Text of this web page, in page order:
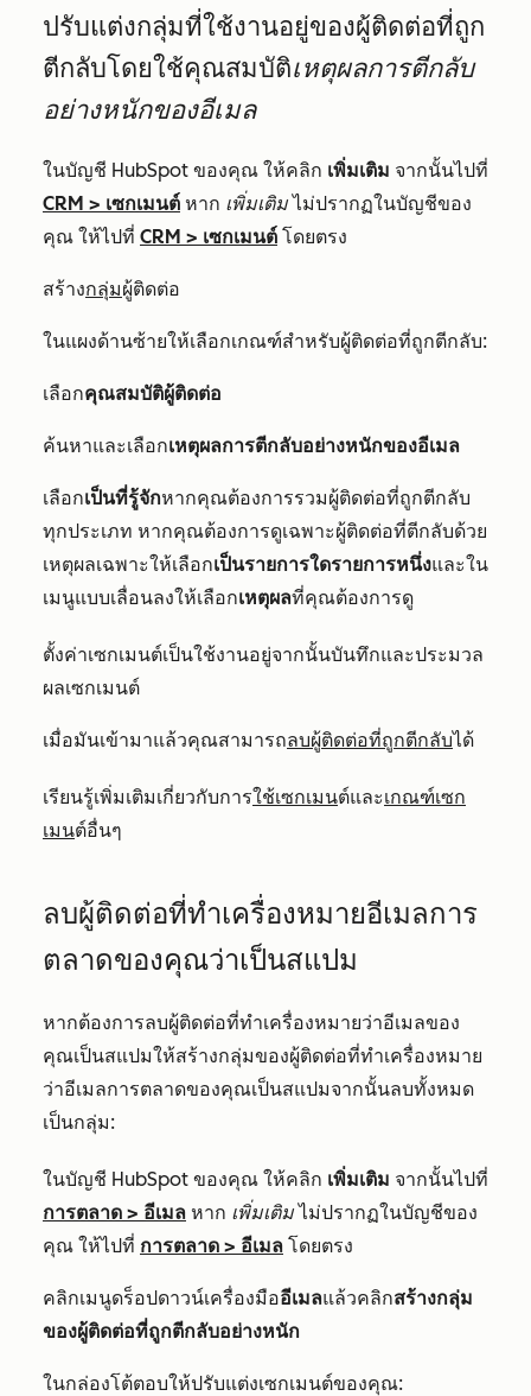
ปรับแต่งกลุ่มที่ใช้งานอยู่ของผู้ติดต่อที่ถูก
ตีกลับโดยใช้คุณสมบัติเหตุผลการตีกลับ
อย่างหนักของอีเมล
ในบัญชี HubSpot ของคุณ ให้คลิก เพิ่มเติม จากนั้นไปที่
CRM > เซกเมนต์ หาก เพิ่มเติมไม่ปรากฏในบัญชีของ
คุณ ให้ไปที่ CRM > เซกเมนต์ โดยตรง
สร้างกลุ่มผู้ติดต่อ
ในแผงด้านซ้ายให้เลือกเกณฑ์สำหรับผู้ติดต่อที่ถูกตีกลับ:
เลือกคุณสมบัติผู้ติดต่อ
ค้นหาและเลือกเหตุผลการตีกลับอย่างหนักของอีเมล
เลือกเป็นที่รู้จักหากคุณต้องการรวมผู้ติดต่อที่ถูกตีกลับ
ทุกประเภท หากคุณต้องการดูเฉพาะผู้ติดต่อที่ตีกลับด้วย
เหตุผลเฉพาะให้เลือกเป็นรายการใดรายการหนึ่งและใน
เมนูแบบเลื่อนลงให้เลือกเหตุผลที่คุณต้องการดู
ตั้งค่าเซกเมนต์เป็นใช้งานอยู่จากนั้นบันทึกและประมวล
ผลเซกเมนต์
เมื่อมันเข้ามาแล้วคุณสามารถลบผู้ติดต่อที่ถูกตีกลับได้
เรียนรู้เพิ่มเติมเกี่ยวกับการใช้เซกเมนต์และเกณฑ์เซก
เมนต์อื่นๆ
ลบผู้ติดต่อที่ทำเครื่องหมายอีเมลการ
ตลาดของคุณว่าเป็นสแปม
หากต้องการลบผู้ติดต่อที่ทำเครื่องหมายว่าอีเมลของ
คุณเป็นสแปมให้สร้างกลุ่มของผู้ติดต่อที่ทำเครื่องหมาย
ว่าอีเมลการตลาดของคุณเป็นสแปมจากนั้นลบทั้งหมด
เป็นกลุ่ม:
ในบัญชี HubSpot ของคุณ ให้คลิก เพิ่มเติม จากนั้นไปที่
การตลาด > อีเมล หาก เพิ่มเติมไม่ปรากฏในบัญชีของ
คุณ ให้ไปที่ การตลาด > อีเมล โดยตรง
คลิกเมนูดร็อปดาวน์เครื่องมืออีเมลแล้วคลิกสร้างกลุ่ม
ของผู้ติดต่อที่ถูกตีกลับอย่างหนัก
ในกล่องโต้ตอบให้ปรับแต่งเซกเมนต์ของคุณ: